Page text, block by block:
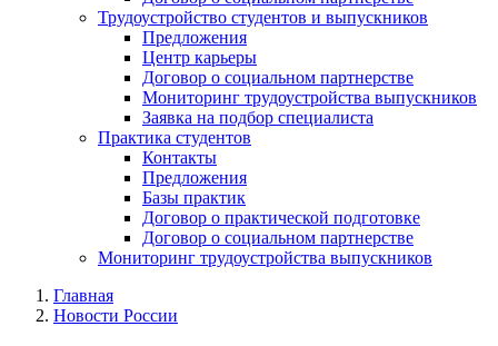
Трудоустройство студентов и выпускников
Предложения
Центр карьеры
Договор о социальном партнерстве
Мониторинг трудоустройства выпускников
Заявка на подбор специалиста
Практика студентов
Контакты
Предложения
Базы практик
Договор о практической подготовке
Договор о социальном партнерстве
Мониторинг трудоустройства выпускников
Главная
Новости России